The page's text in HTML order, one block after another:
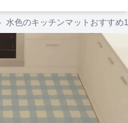
水色のキッチンマットおすす